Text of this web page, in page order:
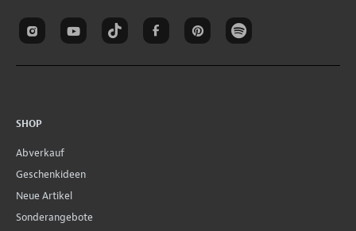
SHOP
Abverkauf
Geschenkideen
Neue Artikel
Sonderangebote